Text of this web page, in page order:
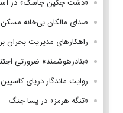
صدای مالکان بی‌خانه مسکن
راهکارهای مدیریت بحران
«بنادرهوشمند» ضرورتی
روایت ماندگار دریای
«تنگه هرمز» در پسا جنگ